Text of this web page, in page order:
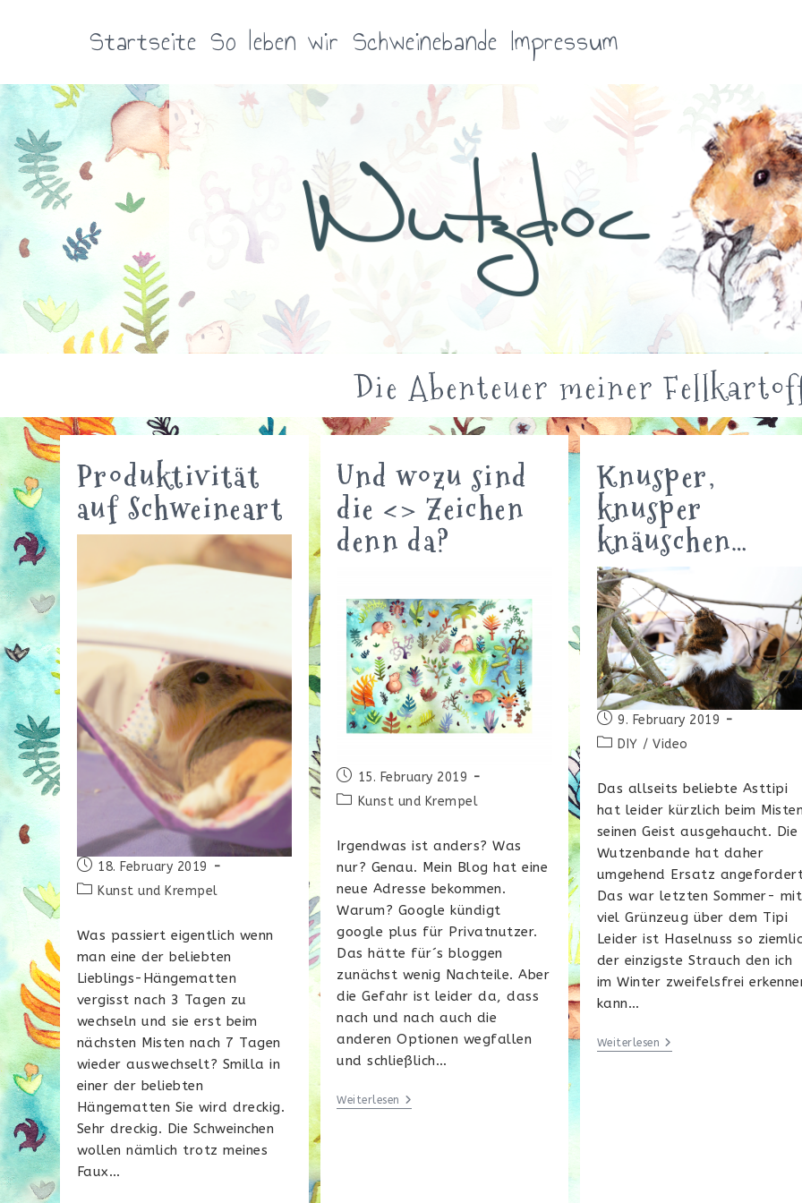
Startseite So leben wir Schweinebande Impressum
Die Abenteuer meiner
Produktivität
auf Schweineart
Beitrag
veröffentlicht:
18. February 2019
Beitrags-
Kunst und Krempel
Was passiert eigentlich wenn
man eine der beliebten
Lieblings-Hängematten
vergisst nach 3 Tagen zu
wechseln und sie erst beim
nächsten Misten nach 7 Tagen
wieder auswechselt? Smilla in
einer der beliebten
Hängematten Sie wird dreckig.
Sehr dreckig. Die Schweinchen
wollen nämlich trotz meines
Faux…
Und wozu sind
die <> Zeichen
denn da?
Beitrag
veröffentlicht:
15. February 2019
Beitrags-
Kunst und Krempel
Irgendwas ist anders? Was
nur? Genau. Mein Blog hat eine
neue Adresse bekommen.
Warum? Google kündigt
google plus für Privatnutzer.
Das hätte für´s bloggen
zunächst wenig Nachteile. Aber
die Gefahr ist leider da, dass
nach und nach auch die
anderen Optionen wegfallen
und schließlich…
Weiterlesen Und
Wozu
Knusper,
knusper
knäuschen…
Beitrag
veröffentlicht:
9. February 2019
Beitrags-
DIY / Video
Das allseits beliebte Asttipi
hat leider kürzlich beim
seinen Geist ausgehaucht. Die
Wutzenbande hat daher
umgehend Ersatz
Das war letzten Sommer- mit
viel Grünzeug über dem Tipi
Leider ist Haselnuss so
der einzigste Strauch den ich
im Winter zweifelsfrei
kann…
Weiterlesen Knusper,
Knusper